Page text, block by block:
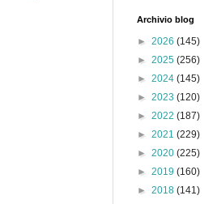
Archivio blog
► 2026 (145)
► 2025 (256)
► 2024 (145)
► 2023 (120)
► 2022 (187)
► 2021 (229)
► 2020 (225)
► 2019 (160)
► 2018 (141)